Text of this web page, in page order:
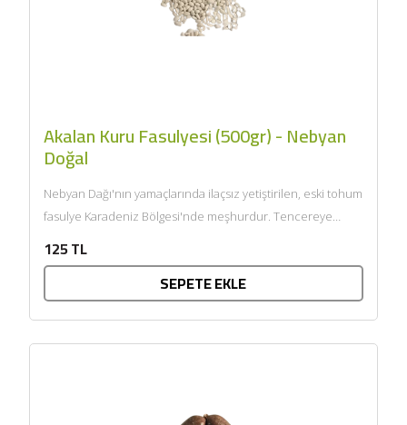
Akalan Kuru Fasulyesi (500gr) - Nebyan
Doğal
Nebyan Dağı'nın yamaçlarında ilaçsız yetiştirilen, eski tohum
fasulye Karadeniz Bölgesi'nde meşhurdur. Tencereye
125 TL
SEPETE EKLE